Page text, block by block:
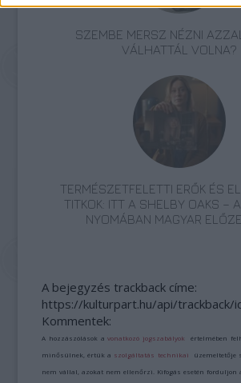
SZEMBE MERSZ NÉZNI
VÁLHATTÁL VOLNA?
TERMÉSZETFELETTI ERŐK ÉS
TITKOK: ITT A SHELBY OAKS –
NYOMÁBAN MAGYAR
A bejegyzés trackback címe:
https://kulturpart.hu/api/trackback/
Kommentek:
A hozzászólások avonatkozó jogszabályok értelmében
minősülnek, értük a szolgáltatás technikai üzemeltetője
nem vállal, azokat nem ellenőrzi. Kifogás esetén forduljon